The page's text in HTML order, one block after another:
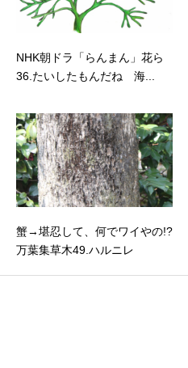
NHK朝ドラ「らんまん」花ら
36.たいしたもんだね 海...
蟹→堪忍して、何でワイやの!?
万葉集草木49.ハルニレ